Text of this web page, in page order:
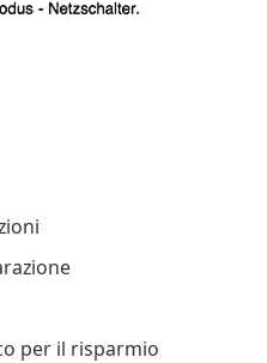
per il risparmio